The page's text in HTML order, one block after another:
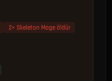
2× Skeleton Mage öldür